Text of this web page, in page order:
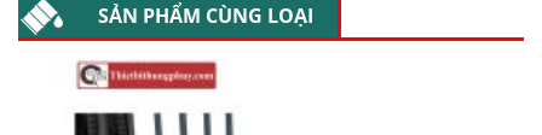
SẢN PHẨM CÙNG LOẠI